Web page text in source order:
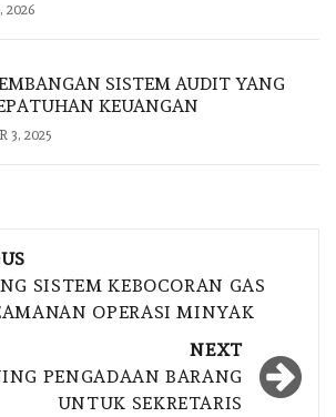
2026
SISTEM AUDIT YANG
KEUANGAN
3, 2025
SISTEM KEBOCORAN GAS
OPERASI MINYAK
NEXT
PENGADAAN BARANG
UNTUK SEKRETARIS